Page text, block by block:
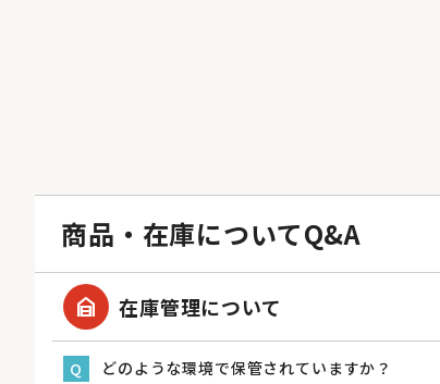
商品・在庫についてQ&A
garage_home 在庫管理について
Q どのような環境で保管されていますか？